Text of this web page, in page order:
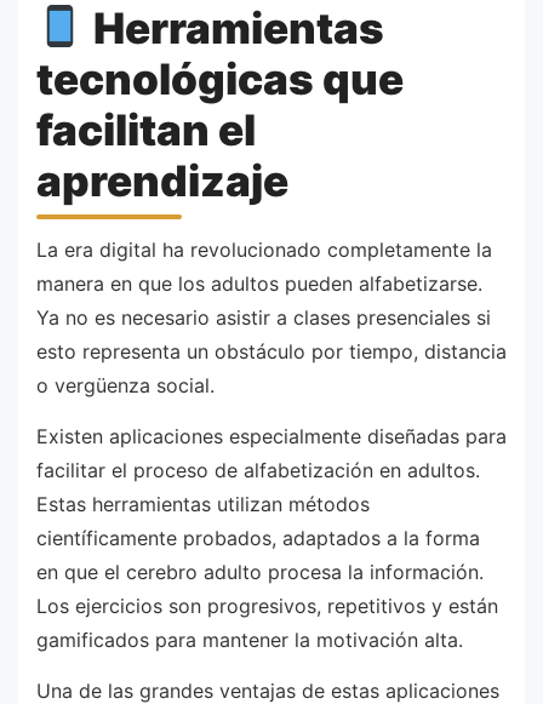
Herramientas
tecnológicas que
facilitan el
aprendizaje
La era digital ha revolucionado completamente la
manera en que los adultos pueden alfabetizarse.
Ya no es necesario asistir a clases presenciales si
esto representa un obstáculo por tiempo, distancia
o vergüenza social.
Existen aplicaciones especialmente diseñadas para
facilitar el proceso de alfabetización en adultos.
Estas herramientas utilizan métodos
científicamente probados, adaptados a la forma
en que el cerebro adulto procesa la información.
Los ejercicios son progresivos, repetitivos y están
gamificados para mantener la motivación alta.
Una de las grandes ventajas de estas aplicaciones